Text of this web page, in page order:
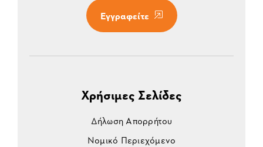
Εγγραφείτε
Χρήσιμες Σελίδες
Δήλωση Απορρήτου
Νομικό Περιεχόμενο